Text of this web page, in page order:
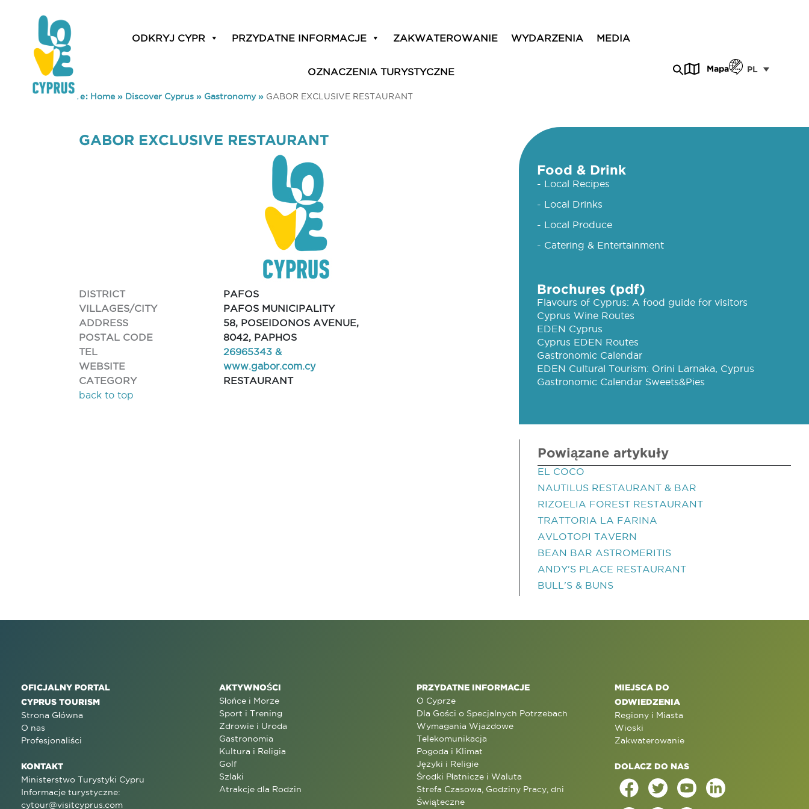
ODKRYJ CYPR PRZYDATNE INFORMACJE ZAKWATEROWANIE WYDARZENIA MEDIA
OZNACZENIA TURYSTYCZNE Mapa PL
You are here: Home» Discover Cyprus » Gastronomy» GABOR EXCLUSIVE RESTAURANT
GABOR EXCLUSIVE RESTAURANT
DISTRICT
PAFOS
VILLAGES/CITY
PAFOS MUNICIPALITY
ADDRESS
58, POSEIDONOS AVENUE,
POSTAL CODE
8042, PAPHOS
TEL
26965343 &
WEBSITE
www.gabor.com.cy
CATEGORY
RESTAURANT
back to top
Food & Drink
- Local Recipes
- Local Drinks
- Local Produce
- Catering & Entertainment
Brochures (pdf)
Flavours of Cyprus: A food guide for visitors
Cyprus Wine Routes
EDEN Cyprus
Cyprus EDEN Routes
Gastronomic Calendar
EDEN Cultural Tourism: Orini Larnaka, Cyprus
Gastronomic Calendar Sweets&Pies
Powiązane artykuły
EL COCO
NAUTILUS RESTAURANT & BAR
RIZOELIA FOREST RESTAURANT
TRATTORIA LA FARINA
AVLOTOPI TAVERN
BEAN BAR ASTROMERITIS
ANDY'S PLACE RESTAURANT
BULL'S & BUNS
OFICJALNY PORTAL
CYPRUS TOURISM
Strona Główna
O nas
Profesjonaliści
KONTAKT
Ministerstwo Turystyki Cypru
Informacje turystyczne:
cytour@visitcyprus.com
AKTYWNOŚCI
Słońce i Morze
Sport i Trening
Zdrowie i Uroda
Gastronomia
Kultura i Religia
Golf
Szlaki
Atrakcje dla Rodzin
PRZYDATNE INFORMACJE
O Cyprze
Dla Gości o Specjalnych Potrzebach
Wymagania Wjazdowe
Telekomunikacja
Pogoda i Klimat
Języki i Religie
Środki Płatnicze i Waluta
Strefa Czasowa, Godziny Pracy, dni
Świąteczne
MIEJSCA DO
ODWIEDZENIA
Regiony i Miasta
Wioski
Zakwaterowanie
DOLACZ DO NAS